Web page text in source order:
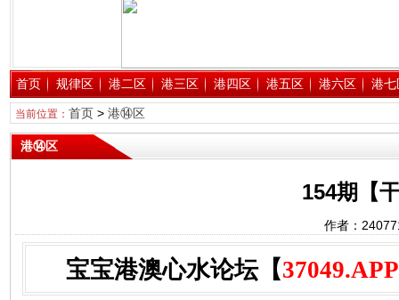
首页 规律区 港二区 港三区 港四区 港五区 港六区 港七
当前位置： 首页> 港⑭区
港⑭区
154期【
作者：
宝宝港澳心水论坛【37049.APP